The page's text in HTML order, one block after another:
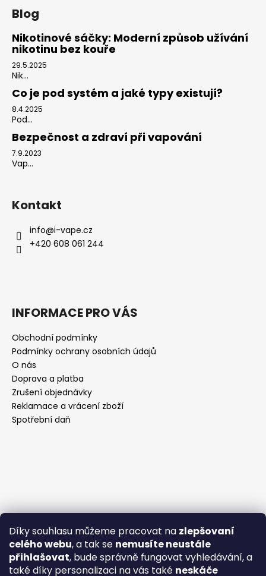
Díky souhlasu můžeme pracovat na zlepšovaní
celého webu, a tak se nemusíte neustále
přihlašovat, bude správně fungovat vyhledávání, a
také díky personalizaci na vás také neskáče
Blog
Nikotinové sáčky: Moderní způsob užívání
nikotinu bez kouře
29.5.2025
Nik...
Co je pod systém a jaké typy existují?
8.4.2025
Pod...
Bezpečnost a zdraví při vapování
7.9.2023
Vap...
Kontakt
info@i-vape.cz
+420 608 061 244
INFORMACE PRO VÁS
Obchodní podmínky
Podmínky ochrany osobních údajů
O nás
Doprava a platba
Zrušení objednávky
Reklamace a vrácení zboží
Spotřební daň